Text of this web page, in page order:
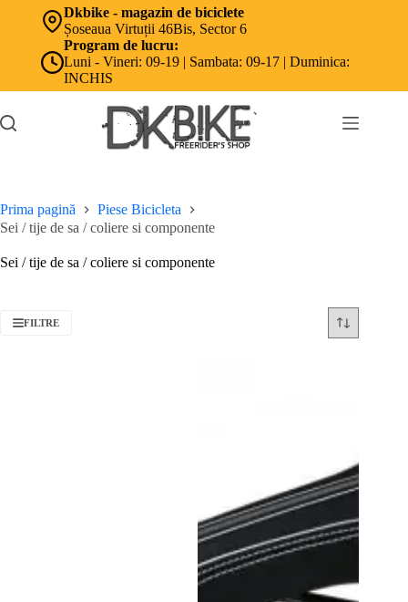
Dkbike - magazin de biciclete
Șoseaua Virtuții 46Bis, Sector 6
Program de lucru:
Luni - Vineri: 09-19 | Sambata: 09-17 | Duminica:
INCHIS
Prima pagină
Piese Bicicleta
Sei / tije de sa / coliere si componente
Sei / tije de sa / coliere si componente
FILTRE